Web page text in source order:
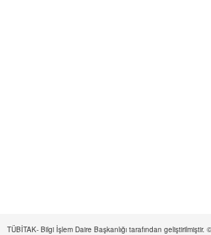
TÜBİTAK- Bilgi İşlem Daire Başkanlığı tarafından